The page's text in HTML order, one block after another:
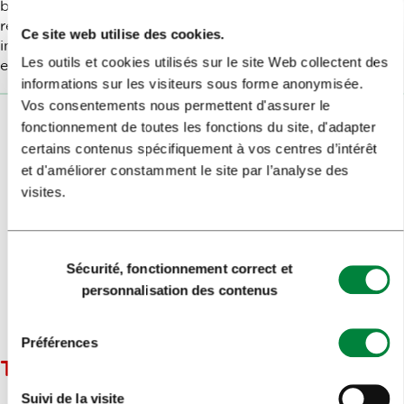
Ce site web utilise des cookies.
Les outils et cookies utilisés sur le site Web collectent des
informations sur les visiteurs sous forme anonymisée.
Vos consentements nous permettent d'assurer le
fonctionnement de toutes les fonctions du site, d'adapter
certains contenus spécifiquement à vos centres d’intérêt
et d'améliorer constamment le site par l’analyse des
visites.
consentement
Sécurité, fonctionnement correct et
personnalisation des contenus
Préférences
Suivi de la visite
banques, des pharmacies et d'autres services dans votre
région. Elle est équipée d'une carte et donne des
informations sur la durée d'ouverture des établissements
encore ouverts.Android/iOS
TAP WATER LJUBLJANA